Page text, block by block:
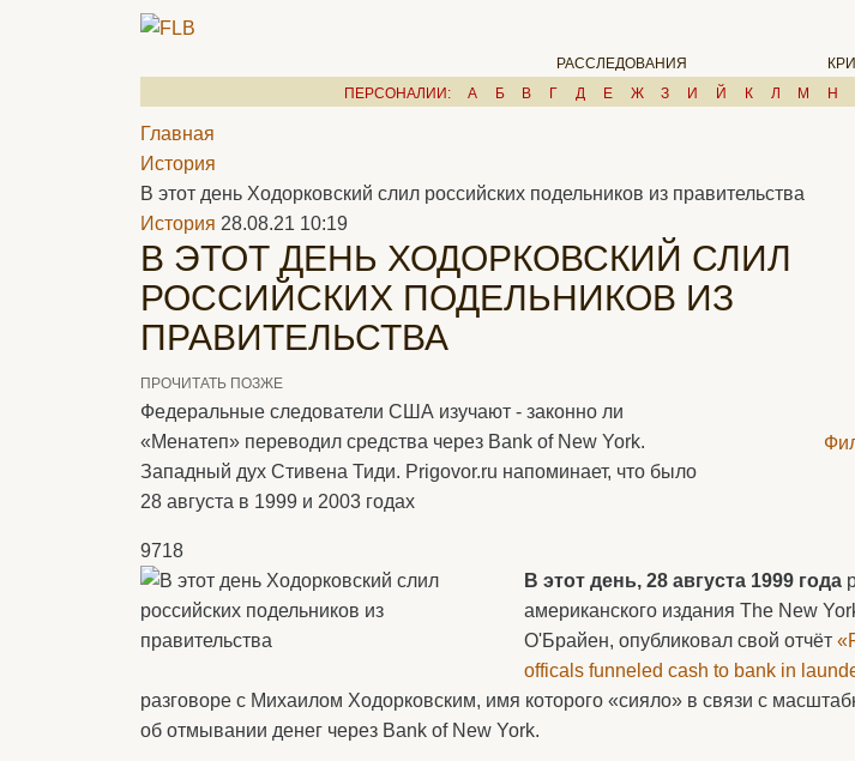
РАССЛЕДОВАНИЯ
ПЕРСОНАЛИИ:
А Б В Г Д Е Ж З И Й К Л М Н
Главная
История
В этот день Ходорковский слил российских подельников из правительства
История 28.08.21 10:19
В ЭТОТ ДЕНЬ ХОДОРКОВСКИЙ СЛИЛ
РОССИЙСКИХ ПОДЕЛЬНИКОВ ИЗ
ПРАВИТЕЛЬСТВА
ПРОЧИТАТЬ ПОЗЖЕ
Федеральные следователи США изучают - законно ли
«Менатеп» переводил средства через Bank of New York.
Западный дух Стивена Тиди. Prigovor.ru напоминает, что было
28 августа в 1999 и 2003 годах
9718
В этот день, 28 августа 1999 года
американского издания The New
О'Брайен, опубликовал свой отчёт
officals funneled cash to bank in
разговоре с Михаилом Ходорковским, имя которого «сияло» в связи с
об отмывании денег через Bank of New York.